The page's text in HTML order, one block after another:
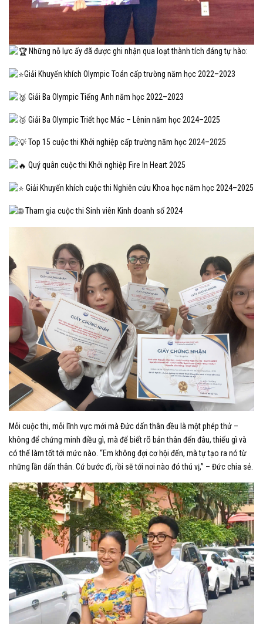
Những nỗ lực ấy đã được ghi nhận qua loạt thành tích đáng tự hào:
Giải Khuyến khích Olympic Toán cấp trường năm học 2022–2023
Giải Ba Olympic Tiếng Anh năm học 2022–2023
Giải Ba Olympic Triết học Mác – Lênin năm học 2024–2025
Top 15 cuộc thi Khởi nghiệp cấp trường năm học 2024–2025
Quý quân cuộc thi Khởi nghiệp Fire In Heart 2025
Giải Khuyến khích cuộc thi Nghiên cứu Khoa học năm học 2024–2025
Tham gia cuộc thi Sinh viên Kinh doanh số 2024
Mỗi cuộc thi, mỗi lĩnh vực mới mà Đức dấn thân đều là một phép thử –
không để chứng minh điều gì, mà để biết rõ bản thân đến đâu, thiếu gì và
có thể làm tốt tới mức nào. “Em không đợi cơ hội đến, mà tự tạo ra nó từ
những lần dấn thân. Cứ bước đi, rồi sẽ tới nơi nào đó thú vị,” – Đức chia sẻ.